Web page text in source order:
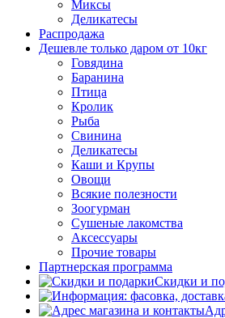
Миксы
Деликатесы
Распродажа
Дешевле только даром от 10кг
Говядина
Баранина
Птица
Кролик
Рыба
Свинина
Деликатесы
Каши и Крупы
Овощи
Всякие полезности
Зоогурман
Сушеные лакомства
Аксессуары
Прочие товары
Партнерская программа
Скидки и